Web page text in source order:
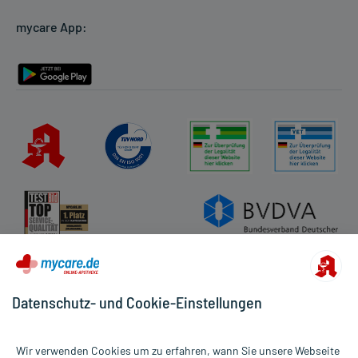
Rückgabe/Widerruf
mycare App:
Datenschutz- und Cookie-Einstellungen
Wir verwenden Cookies um zu erfahren, wann Sie unsere Webseite